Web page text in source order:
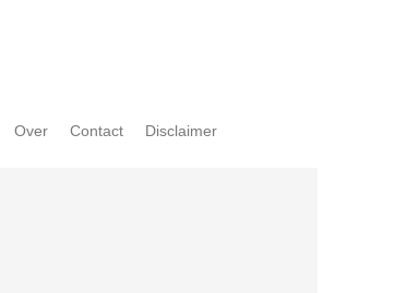
Over Contact Disclaimer